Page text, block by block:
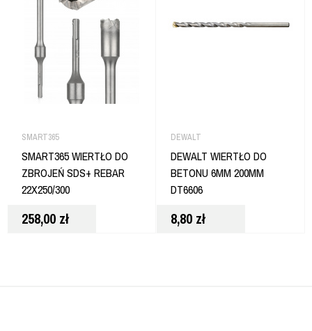
SMART365
SMART365 WIERTŁO DO
ZBROJEŃ SDS+ REBAR
22X250/300
258,00 zł
DEWALT
DEWALT WIERTŁO DO
BETONU 6MM 200MM
DT6606
8,80 zł